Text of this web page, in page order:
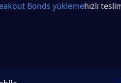
Bonds yüklemehızlı